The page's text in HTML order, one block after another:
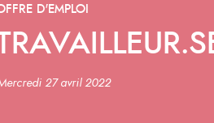
D'EMPLOI
27 avril 2022